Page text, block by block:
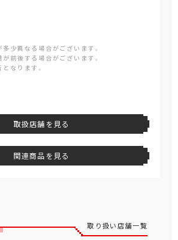
多少異なる場合がございます。
が前後する場合がございます。
なります。
取扱店舗を見る
関連商品を見る
取り扱い店舗一覧